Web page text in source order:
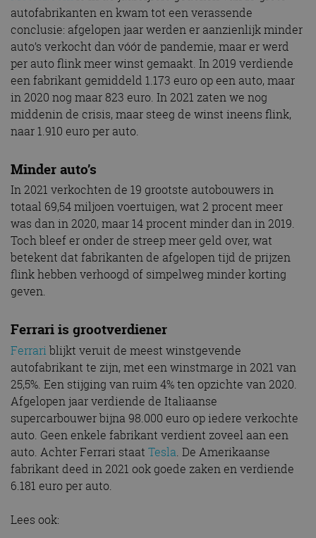
autofabrikanten en kwam tot een verassende
conclusie: afgelopen jaar werden er aanzienlijk minder
auto’s verkocht dan vóór de pandemie, maar er werd
per auto flink meer winst gemaakt. In 2019 verdiende
een fabrikant gemiddeld 1.173 euro op een auto, maar
in 2020 nog maar 823 euro. In 2021 zaten we nog
middenin de crisis, maar steeg de winst ineens flink,
naar 1.910 euro per auto.
Minder auto’s
In 2021 verkochten de 19 grootste autobouwers in
totaal 69,54 miljoen voertuigen, wat 2 procent meer
was dan in 2020, maar 14 procent minder dan in 2019.
Toch bleef er onder de streep meer geld over, wat
betekent dat fabrikanten de afgelopen tijd de prijzen
flink hebben verhoogd of simpelweg minder korting
geven.
Ferrari is grootverdiener
Ferrari blijkt veruit de meest winstgevende
autofabrikant te zijn, met een winstmarge in 2021 van
25,5%. Een stijging van ruim 4% ten opzichte van 2020.
Afgelopen jaar verdiende de Italiaanse
supercarbouwer bijna 98.000 euro op iedere verkochte
auto. Geen enkele fabrikant verdient zoveel aan een
auto. Achter Ferrari staat Tesla. De Amerikaanse
fabrikant deed in 2021 ook goede zaken en verdiende
6.181 euro per auto.
Lees ook: